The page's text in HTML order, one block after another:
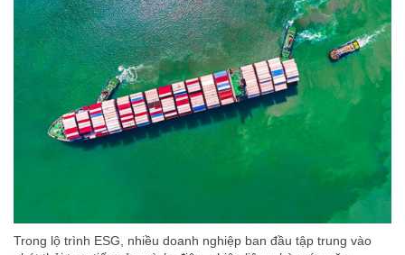
Trong lộ trình ESG, nhiều doanh nghiệp ban đầu tập trung vào